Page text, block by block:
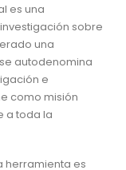
es una
sobre
una
autodenomina
e
como misión
a toda la
herramienta es